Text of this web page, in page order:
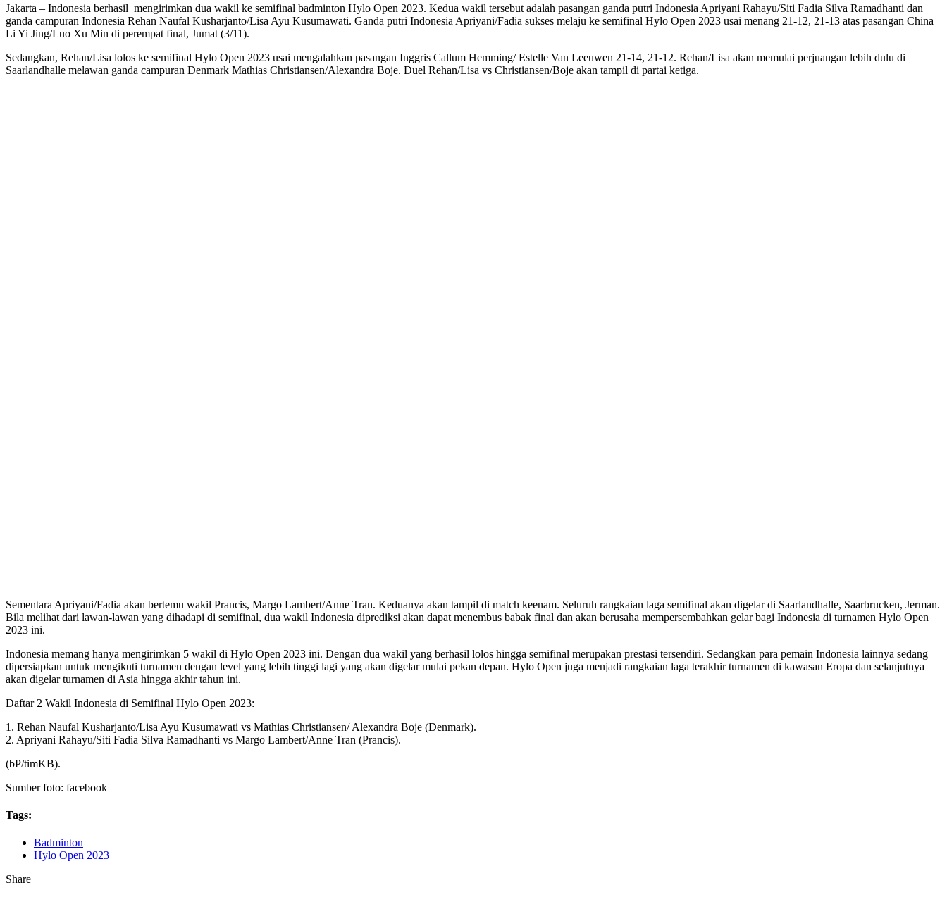
Jakarta – Indonesia berhasil mengirimkan dua wakil ke semifinal badminton Hylo Open 2023. Kedua wakil tersebut adalah pasangan ganda putri Indonesia Apriyani Rahayu/Siti Fadia Silva Ramadhanti dan
ganda campuran Indonesia Rehan Naufal Kusharjanto/Lisa Ayu Kusumawati. Ganda putri Indonesia Apriyani/Fadia sukses melaju ke semifinal Hylo Open 2023 usai menang 21-12, 21-13 atas pasangan China
Li Yi Jing/Luo Xu Min di perempat final, Jumat (3/11).
Sedangkan, Rehan/Lisa lolos ke semifinal Hylo Open 2023 usai mengalahkan pasangan Inggris Callum Hemming/ Estelle Van Leeuwen 21-14, 21-12. Rehan/Lisa akan memulai perjuangan lebih dulu di
Saarlandhalle melawan ganda campuran Denmark Mathias Christiansen/Alexandra Boje. Duel Rehan/Lisa vs Christiansen/Boje akan tampil di partai ketiga.
Sementara Apriyani/Fadia akan bertemu wakil Prancis, Margo Lambert/Anne Tran. Keduanya akan tampil di match keenam. Seluruh rangkaian laga semifinal akan digelar di Saarlandhalle, Saarbrucken, Jerman.
Bila melihat dari lawan-lawan yang dihadapi di semifinal, dua wakil Indonesia diprediksi akan dapat menembus babak final dan akan berusaha mempersembahkan gelar bagi Indonesia di turnamen Hylo Open
2023 ini.
Indonesia memang hanya mengirimkan 5 wakil di Hylo Open 2023 ini. Dengan dua wakil yang berhasil lolos hingga semifinal merupakan prestasi tersendiri. Sedangkan para pemain Indonesia lainnya sedang
dipersiapkan untuk mengikuti turnamen dengan level yang lebih tinggi lagi yang akan digelar mulai pekan depan. Hylo Open juga menjadi rangkaian laga terakhir turnamen di kawasan Eropa dan selanjutnya
akan digelar turnamen di Asia hingga akhir tahun ini.
Daftar 2 Wakil Indonesia di Semifinal Hylo Open 2023:
1. Rehan Naufal Kusharjanto/Lisa Ayu Kusumawati vs Mathias Christiansen/ Alexandra Boje (Denmark).
2. Apriyani Rahayu/Siti Fadia Silva Ramadhanti vs Margo Lambert/Anne Tran (Prancis).
(bP/timKB).
Sumber foto: facebook
Tags:
Badminton
Hylo Open 2023
Share